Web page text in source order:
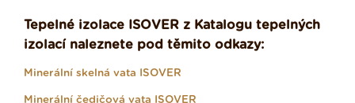
Tepelné izolace ISOVER z Katalogu tepelných
izolací naleznete pod těmito odkazy:
Minerální skelná vata ISOVER
Minerální čedičová vata ISOVER